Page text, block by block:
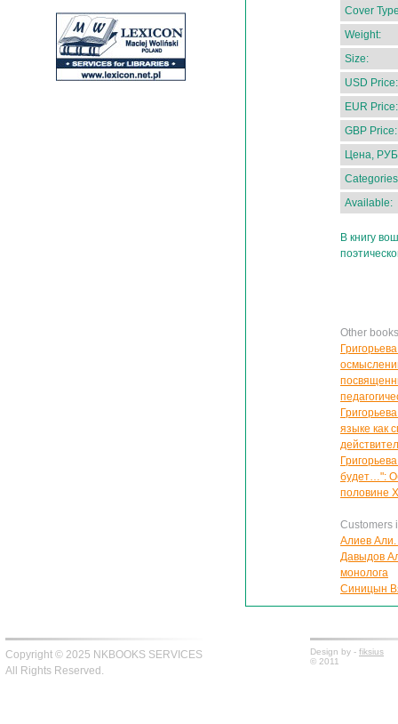
Cover
Weight:
Size:
USD Price:
EUR Price:
GBP Price:
Цена,
Available:
В книгу
Other
языке как
будет…":
половине
Customers
Алиев Али.
Давыдов
монолога
Синицын
Copyright © 2025 NKBOOKS SERVICES
All Rights Reserved.
Design by - fiksius
© 2011